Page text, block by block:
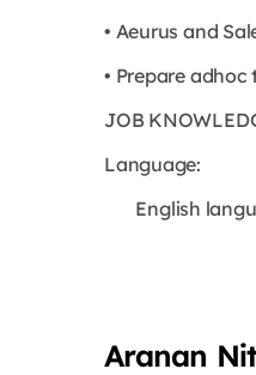
• Aeurus and
• Prepare
JOB
Language:
English
Aranan